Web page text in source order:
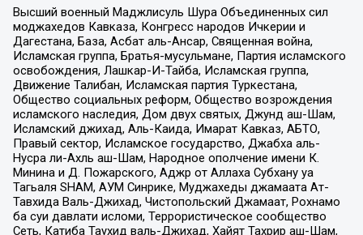
Высший военный Маджлисуль Шура Объединенных сил
моджахедов Кавказа, Конгресс народов Ичкерии и
Дагестана, База, Асбат аль-Ансар, Священная война,
Исламская группа, Братья-мусульмане, Партия исламского
освобождения, Лашкар-И-Тайба, Исламская группа,
Движение Талибан, Исламская партия Туркестана,
Общество социальных реформ, Общество возрождения
исламского наследия, Дом двух святых, Джунд аш-Шам,
Исламский джихад, Аль-Каида, Имарат Кавказ, АБТО,
Правый сектор, Исламское государство, Джабха аль-
Нусра ли-Ахль аш-Шам, Народное ополчение имени К.
Минина и Д. Пожарского, Аджр от Аллаха Субхану уа
Тагьаля SHAM, АУМ Синрике, Муджахеды джамаата Ат-
Тавхида Валь-Джихад, Чистопольский Джамаат, Рохнамо
ба суи давлати исломи, Террористическое сообщество
Сеть, Катиба Таухид валь-Джихад, Хайят Тахрир аш-Шам,